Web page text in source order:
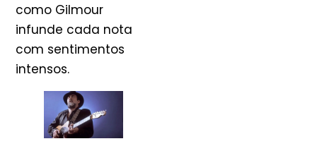
como Gilmour
infunde cada nota
com sentimentos
intensos.